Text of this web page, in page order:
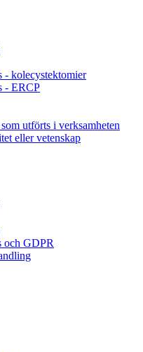
- kolecystektomier
- ERCP
utförts i verksamheten
eller vetenskap
och GDPR